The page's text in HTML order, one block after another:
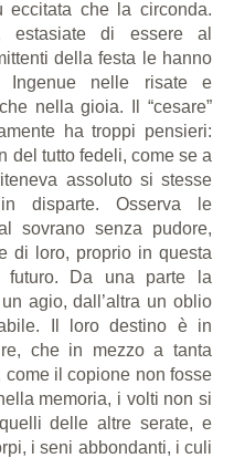
che la circonda.
estasiate di essere al
della festa le hanno
nelle risate e
nella gioia. Il “cesare”
ha troppi pensieri:
del tutto fedeli, come se a
assoluto si stesse
disparte. Osserva le
sovrano senza pudore,
di loro, proprio in questa
futuro. Da una parte la
agio, dall’altra un oblio
Il loro destino è in
che in mezzo a tanta
il copione non fosse
memoria, i volti non si
delle altre serate, e
i seni abbondanti, i culi